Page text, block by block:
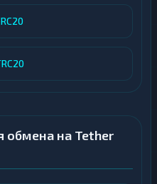
обмена на Tether